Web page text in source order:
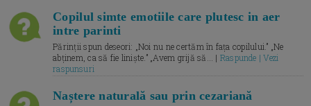
Copilul simte emotiile care plutesc in aer
intre parinti
Părinții spun deseori: „Noi nu ne certăm în fața copilului.” „Ne
abținem, ca să fie liniște.” „Avem grijă să... | Raspunde | Vezi
raspunsuri
Naștere naturală sau prin cezariană